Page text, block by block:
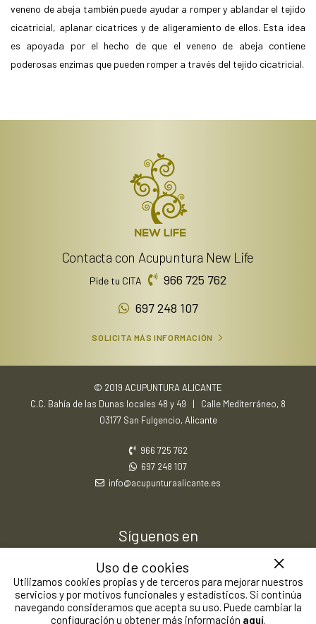
Uso de cookies
Utilizamos cookies propias y de terceros para mejorar nuestros
servicios y por motivos funcionales y estadísticos. Si continúa
navegando consideramos que acepta su uso. Puede cambiar la
configuración u obtener más información aquí.
veneno de abeja también puede ayudar a romper y ablandar el tejido
cicatricial, aplanar cicatrices y de aligeramiento de ellos. Esta idea
es apoyada por el hecho de que el veneno de abeja contiene
poderosas enzimas que pueden romper a través del tejido cicatricial.
Contacta con Acupuntura New Life
Pide tu CITA
966 725 762
697 248 107
SOLICITA MÁS INFORMACIÓN
© 2019 ACUPUNTURA ALICANTE
C.C. Bahía de las Dunas locales 48 y 49 | Calle Mediterráneo, 8
03177 San Fulgencio, Alicante
966 725 762
697 248 107
info@acupunturaalicante.es
Síguenos en
Aviso Legal Política de Privacidad Política de Cookies